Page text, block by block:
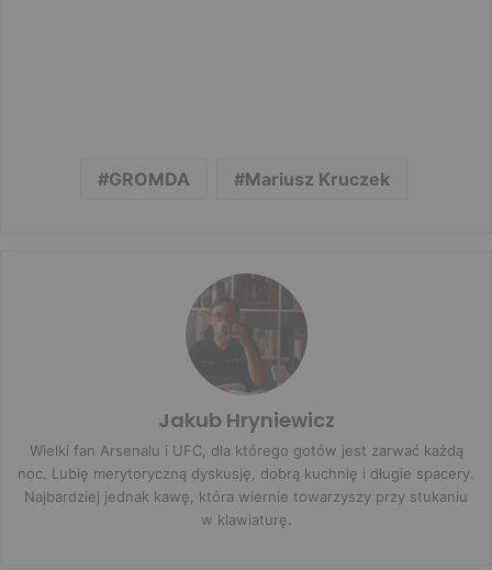
GROMDA Mariusz Kruczek
Jakub Hryniewicz
Wielki fan Arsenalu i UFC, dla którego gotów jest zarwać każdą
noc. Lubię merytoryczną dyskusję, dobrą kuchnię i długie spacery.
Najbardziej jednak kawę, która wiernie towarzyszy przy stukaniu
w klawiaturę.